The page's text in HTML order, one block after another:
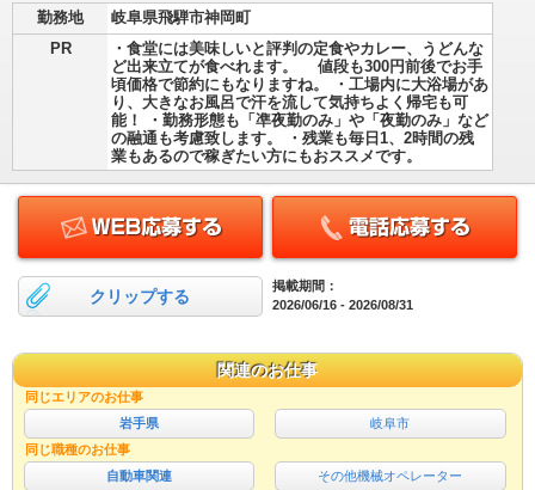
勤務地
岐阜県飛騨市神岡町
PR
・食堂には美味しいと評判の定食やカレー、うどんな
ど出来立てが食べれます。 値段も300円前後でお手
頃価格で節約にもなりますね。 ・工場内に大浴場があ
り、大きなお風呂で汗を流して気持ちよく帰宅も可
能！ ・勤務形態も「凖夜勤のみ」や「夜勤のみ」など
の融通も考慮致します。 ・残業も毎日1、2時間の残
業もあるので稼ぎたい方にもおススメです。
クリップする
掲載期間：
2026/06/16 - 2026/08/31
関連のお仕事
同じエリアのお仕事
岩手県
岐阜市
同じ職種のお仕事
自動車関連
その他機械オペレーター